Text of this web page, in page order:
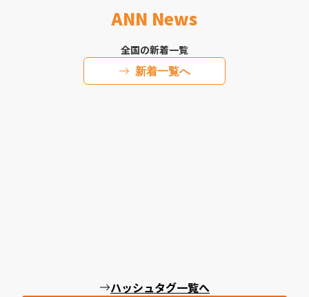
ANN News
全国の新着一覧
新着一覧へ
ハッシュタグ一覧へ